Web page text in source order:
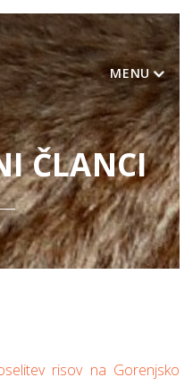
MENU
ČLANCI
risov na Gorenjsko